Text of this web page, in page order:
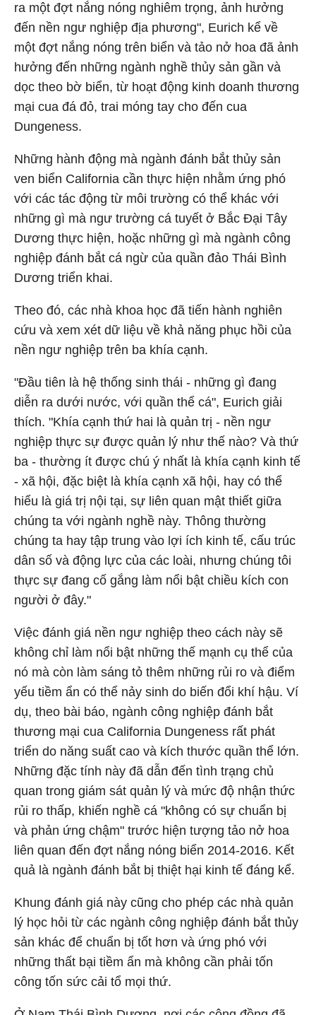
ra một đợt nắng nóng nghiêm trọng, ảnh hưởng
đến nền ngư nghiệp địa phương", Eurich kể về
một đợt nắng nóng trên biển và tảo nở hoa đã ảnh
hưởng đến những ngành nghề thủy sản gần và
dọc theo bờ biển, từ hoạt động kinh doanh thương
mại cua đá đỏ, trai móng tay cho đến cua
Dungeness.
Những hành động mà ngành đánh bắt thủy sản
ven biển California cần thực hiện nhằm ứng phó
với các tác động từ môi trường có thể khác với
những gì mà ngư trường cá tuyết ở Bắc Đại Tây
Dương thực hiện, hoặc những gì mà ngành công
nghiệp đánh bắt cá ngừ của quần đảo Thái Bình
Dương triển khai.
Theo đó, các nhà khoa học đã tiến hành nghiên
cứu và xem xét dữ liệu về khả năng phục hồi của
nền ngư nghiệp trên ba khía cạnh.
"Đầu tiên là hệ thống sinh thái - những gì đang
diễn ra dưới nước, với quần thể cá", Eurich giải
thích. "Khía cạnh thứ hai là quản trị - nền ngư
nghiệp thực sự được quản lý như thế nào? Và thứ
ba - thường ít được chú ý nhất là khía cạnh kinh tế
- xã hội, đặc biệt là khía cạnh xã hội, hay có thể
hiểu là giá trị nội tại, sự liên quan mật thiết giữa
chúng ta với ngành nghề này. Thông thường
chúng ta hay tập trung vào lợi ích kinh tế, cấu trúc
dân số và động lực của các loài, nhưng chúng tôi
thực sự đang cố gắng làm nổi bật chiều kích con
người ở đây."
Việc đánh giá nền ngư nghiệp theo cách này sẽ
không chỉ làm nổi bật những thế mạnh cụ thể của
nó mà còn làm sáng tỏ thêm những rủi ro và điểm
yếu tiềm ẩn có thể nảy sinh do biến đổi khí hậu. Ví
dụ, theo bài báo, ngành công nghiệp đánh bắt
thương mại cua California Dungeness rất phát
triển do năng suất cao và kích thước quần thể lớn.
Những đặc tính này đã dẫn đến tình trạng chủ
quan trong giám sát quản lý và mức độ nhận thức
rủi ro thấp, khiến nghề cá "không có sự chuẩn bị
và phản ứng chậm" trước hiện tượng tảo nở hoa
liên quan đến đợt nắng nóng biển 2014-2016. Kết
quả là ngành đánh bắt bị thiệt hại kinh tế đáng kể.
Khung đánh giá này cũng cho phép các nhà quản
lý học hỏi từ các ngành công nghiệp đánh bắt thủy
sản khác để chuẩn bị tốt hơn và ứng phó với
những thất bại tiềm ẩn mà không cần phải tốn
công tốn sức cải tổ mọi thứ.